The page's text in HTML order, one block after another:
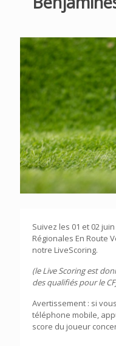
Suivez les 01 et 02
Régionales En Route
notre LiveScoring.
(le Live Scoring est
des qualifiés pour le
Avertissement : si
téléphone mobile,
score du joueur